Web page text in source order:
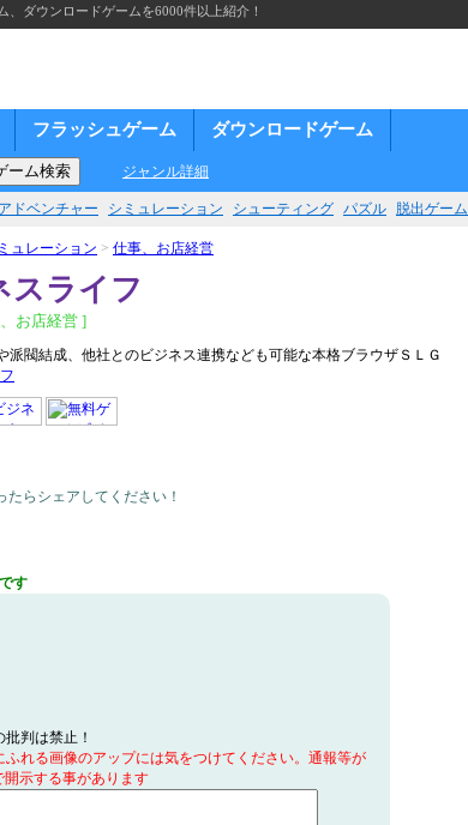
ダウンロードゲームを6000件以上紹介！
フラッシュゲーム ダウンロードゲーム
ジャンル詳細
アドベンチャー シミュレーション シューティング パズル 脱出ゲーム
ュレーション > 仕事、お店経営
スライフ
お店経営 ]
派閥結成、他社とのビジネス連携なども可能な本格ブラウザＳＬＧ
らシェアしてください！
す
判は禁止！
れる画像のアップには気をつけてください。通報等が
示する事があります